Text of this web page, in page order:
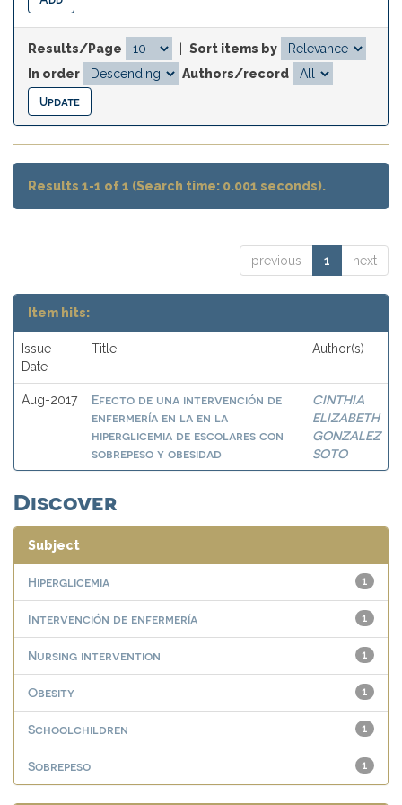
Results/Page
Sort items by
In order
Authors/record
Results 1-1 of 1 (Search time: 0.001 seconds).
previous 1 next
Item hits:
Issue
Date
Title Author(s)
Aug-2017
Efecto de una intervención de
enfermería en la en la
hiperglicemia de escolares con
sobrepeso y obesidad
CINTHIA
ELIZABETH
GONZALEZ
SOTO
Discover
Subject
1
Hiperglicemia
1
Intervención de enfermería
1
Nursing intervention
1
Obesity
1
Schoolchildren
1
Sobrepeso